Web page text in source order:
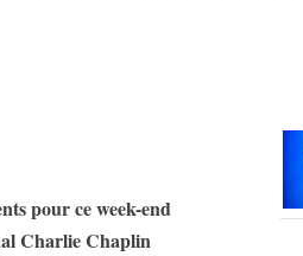
pour ce week-end
Charlie Chaplin